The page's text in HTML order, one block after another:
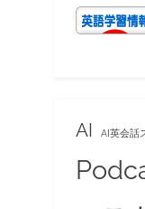
AI AI英会話